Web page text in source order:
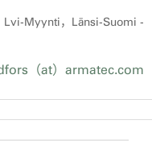
Lvi-Myynti，Länsi-Suomi -
（at）armatec.com